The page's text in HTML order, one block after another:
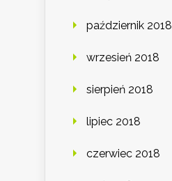
październik 2018
wrzesień 2018
sierpień 2018
lipiec 2018
czerwiec 2018